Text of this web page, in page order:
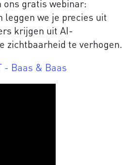
ons gratis webinar:
leggen we je precies uit
krijgen uit AI-
zichtbaarheid te verhogen.
- Baas & Baas